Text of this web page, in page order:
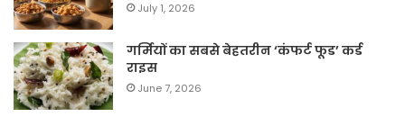
July 1, 2026
गर्मियों का सबसे बेहतरीन ‘कंफर्ट फूड’ कर्ड
राइस
June 7, 2026